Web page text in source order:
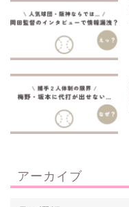
アーカイブ